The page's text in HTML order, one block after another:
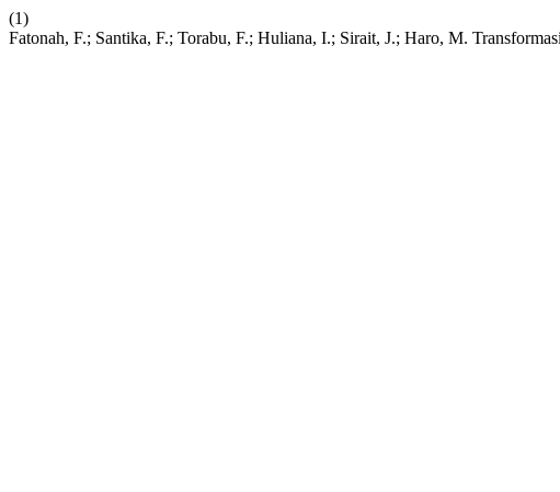
(1)
Fatonah, F.; Santika, F.; Torabu, F.; Huliana, I.; Sirait, J.; Haro, M.